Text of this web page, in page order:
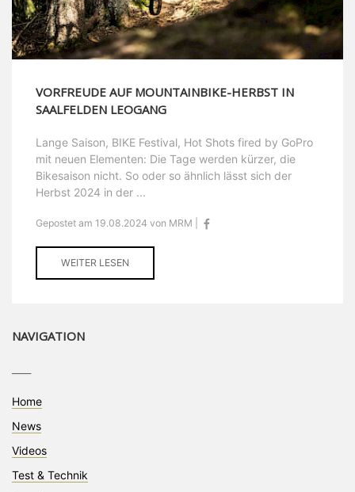
VORFREUDE AUF MOUNTAINBIKE-HERBST IN
SAALFELDEN LEOGANG
Lange Saison, BIKE Festival, Hot Shots fired by GoPro
mit neuen Elementen: Die Tage werden kürzer, die
Bikesaison nicht. So oder so ähnlich lässt sich der
Herbst 2024 in der ...
Gepostet am 19.08.2024 von MRM |
WEITER LESEN
NAVIGATION
Home
News
Videos
Test & Technik